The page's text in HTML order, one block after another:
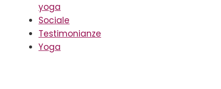
yoga
Sociale
Testimonianze
Yoga